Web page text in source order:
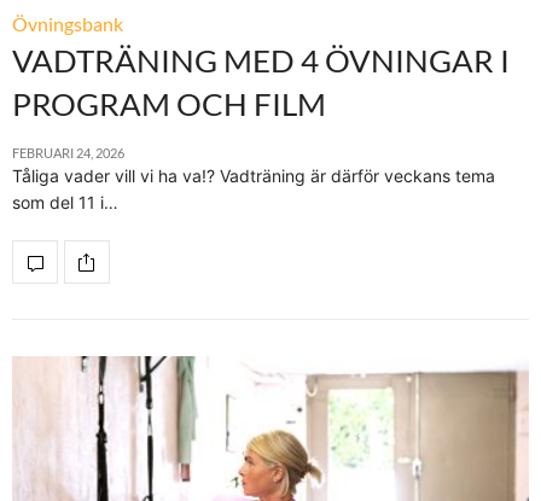
Övningsbank
VADTRÄNING MED 4 ÖVNINGAR I
PROGRAM OCH FILM
FEBRUARI 24, 2026
Tåliga vader vill vi ha va!? Vadträning är därför veckans tema
som del 11 i…